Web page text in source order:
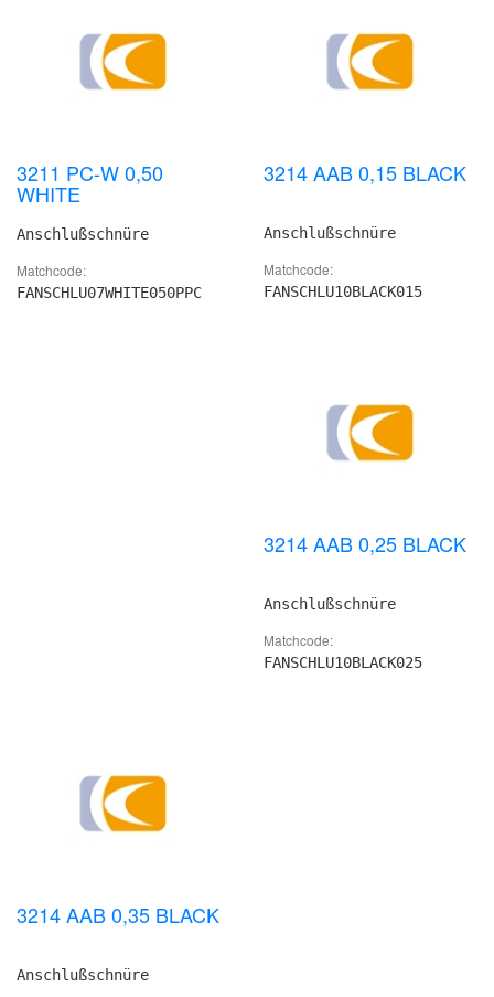
3211 PC-W 0,50
WHITE
Anschlußschnüre
Matchcode:
FANSCHLU07WHITE050PPC
3214 AAB 0,15 BLACK
Anschlußschnüre
Matchcode:
FANSCHLU10BLACK015
3214 AAB 0,25 BLACK
Anschlußschnüre
Matchcode:
FANSCHLU10BLACK025
3214 AAB 0,35 BLACK
Anschlußschnüre